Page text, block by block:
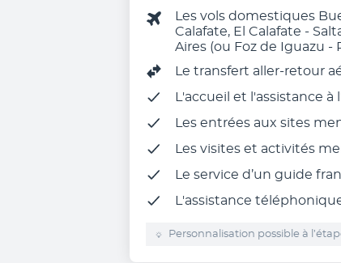
Les vols domestiques
Calafate, El Calafate -
Aires (ou Foz de Iguazu -
Le transfert aller-retour
L'accueil et l'assistance à
Les entrées aux sites
Les visites et activités
Le service d’un guide
L'assistance
Personnalisation possible à